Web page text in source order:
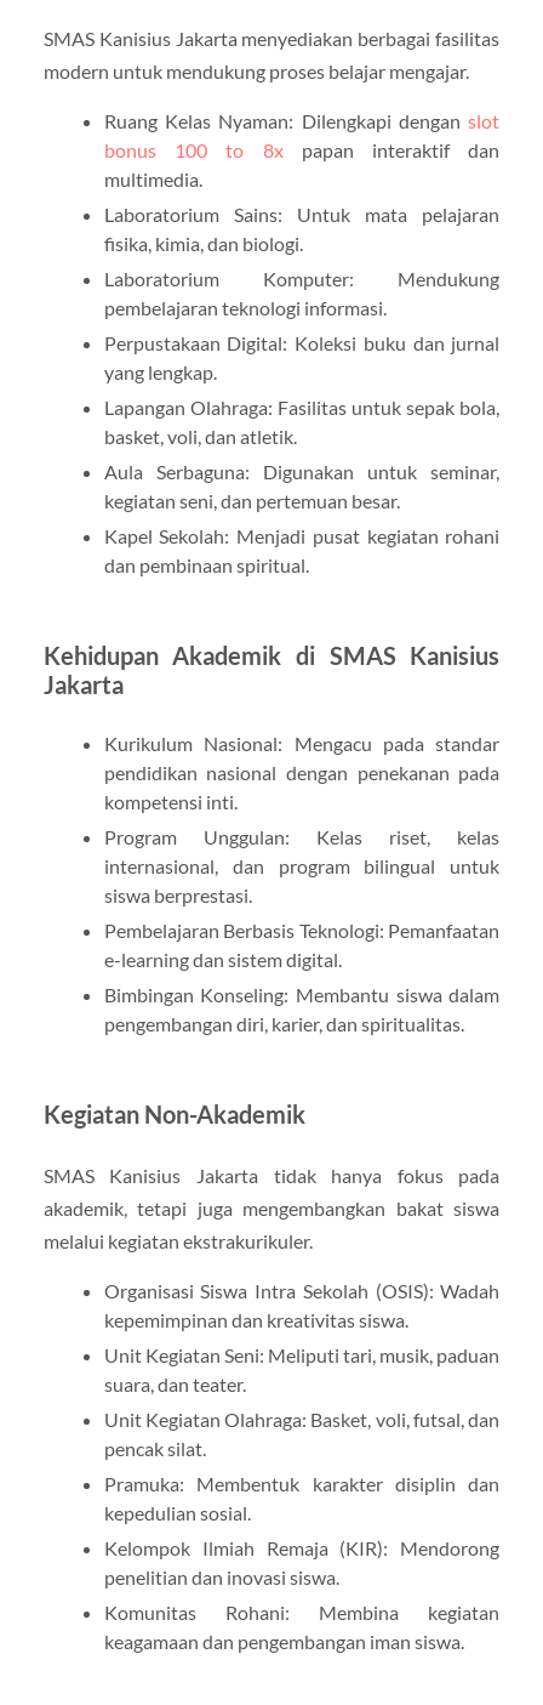
SMAS Kanisius Jakarta menyediakan berbagai fasilitas
modern untuk mendukung proses belajar mengajar.
Ruang Kelas Nyaman: Dilengkapi denganslot
bonus 100 to 8xpapan interaktif dan
multimedia.
Laboratorium Sains: Untuk mata pelajaran
fisika, kimia, dan biologi.
Laboratorium Komputer: Mendukung
pembelajaran teknologi informasi.
Perpustakaan Digital: Koleksi buku dan jurnal
yang lengkap.
Lapangan Olahraga: Fasilitas untuk sepak bola,
basket, voli, dan atletik.
Aula Serbaguna: Digunakan untuk seminar,
kegiatan seni, dan pertemuan besar.
Kapel Sekolah: Menjadi pusat kegiatan rohani
dan pembinaan spiritual.
Kehidupan Akademik di SMAS Kanisius
Jakarta
Kurikulum Nasional: Mengacu pada standar
pendidikan nasional dengan penekanan pada
kompetensi inti.
Program Unggulan: Kelas riset, kelas
internasional, dan program bilingual untuk
siswa berprestasi.
Pembelajaran Berbasis Teknologi: Pemanfaatan
e-learning dan sistem digital.
Bimbingan Konseling: Membantu siswa dalam
pengembangan diri, karier, dan spiritualitas.
Kegiatan Non-Akademik
SMAS Kanisius Jakarta tidak hanya fokus pada
akademik, tetapi juga mengembangkan bakat siswa
melalui kegiatan ekstrakurikuler.
Organisasi Siswa Intra Sekolah (OSIS): Wadah
kepemimpinan dan kreativitas siswa.
Unit Kegiatan Seni: Meliputi tari, musik, paduan
suara, dan teater.
Unit Kegiatan Olahraga: Basket, voli, futsal, dan
pencak silat.
Pramuka: Membentuk karakter disiplin dan
kepedulian sosial.
Kelompok Ilmiah Remaja (KIR): Mendorong
penelitian dan inovasi siswa.
Komunitas Rohani: Membina kegiatan
keagamaan dan pengembangan iman siswa.